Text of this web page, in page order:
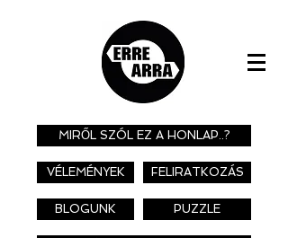
MIRŐL SZÓL EZ A HONLAP..?
VÉLEMÉNYEK FELIRATKOZÁS
BLOGUNK PUZZLE